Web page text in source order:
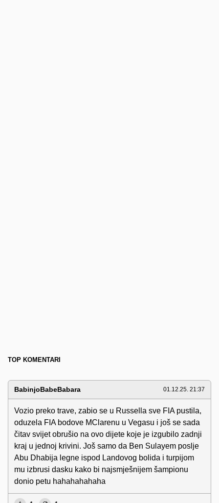
TOP KOMENTARI
BabinjoBabeBabara 01.12.25. 21:37
Vozio preko trave, zabio se u Russella sve FIA pustila,
oduzela FIA bodove MClarenu u Vegasu i još se sada
čitav svijet obrušio na ovo dijete koje je izgubilo zadnji
kraj u jednoj krivini. Još samo da Ben Sulayem poslje
Abu Dhabija legne ispod Landovog bolida i turpijom
mu izbrusi dasku kako bi najsmješnijem šampionu
donio petu hahahahahaha